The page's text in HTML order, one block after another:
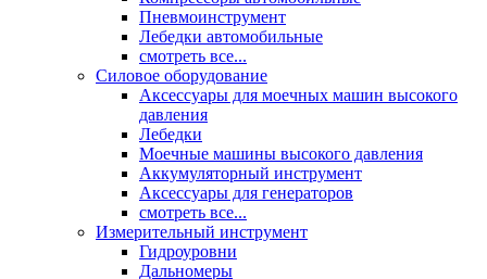
Пневмоинструмент
Лебедки автомобильные
смотреть все...
Силовое оборудование
Аксессуары для моечных машин высокого
давления
Лебедки
Моечные машины высокого давления
Аккумуляторный инструмент
Аксессуары для генераторов
смотреть все...
Измерительный инструмент
Гидроуровни
Дальномеры